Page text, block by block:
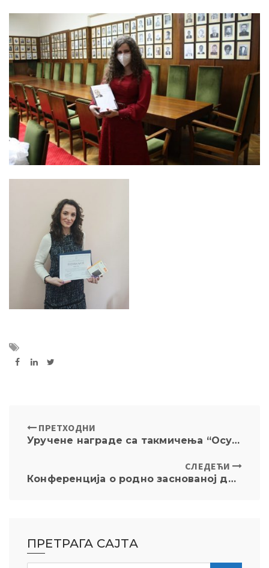
ПРЕТХОДНИ
Уручене награде са такмичења “Осуди дискриминацију”
СЛЕДЕЋИ
Конференција о родно заснованој дискриминацији особа са инвалидитетом
ПРЕТРАГА САЈТА